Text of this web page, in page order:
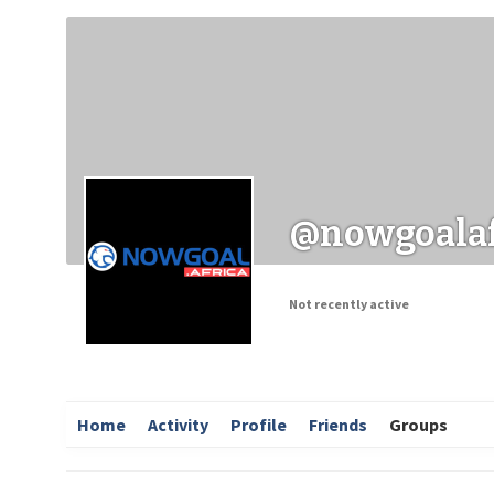
Заходи
Not recently active
Home Activity Profile Friends Groups